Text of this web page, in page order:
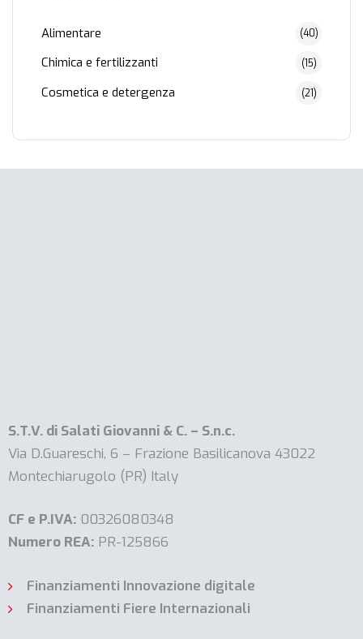
Alimentare (40)
Chimica e fertilizzanti (15)
Cosmetica e detergenza (21)
S.T.V. di Salati Giovanni & C. – S.n.c.
Via D.Guareschi, 6 – Frazione Basilicanova 43022
Montechiarugolo (PR) Italy
CF e P.IVA: 00326080348
Numero REA: PR-125866
Finanziamenti Innovazione digitale
Finanziamenti Fiere Internazionali